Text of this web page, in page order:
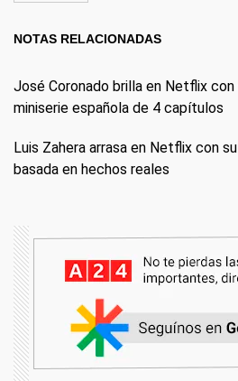
NOTAS RELACIONADAS
José Coronado brilla en Netflix
miniserie española de 4 capítulos
Luis Zahera arrasa en Netflix con
basada en hechos reales